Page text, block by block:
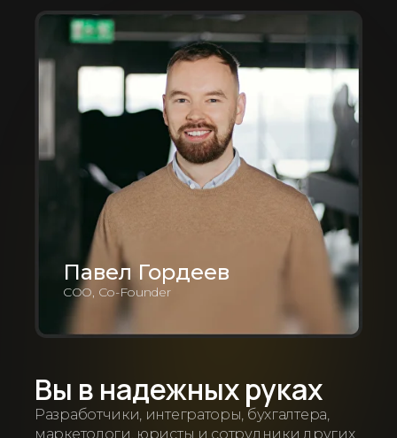
Вы в надежных руках
Разработчики, интеграторы, бухгалтера,
маркетологи, юристы и сотрудники других
Павел Гордеев
COO, Co-Founder